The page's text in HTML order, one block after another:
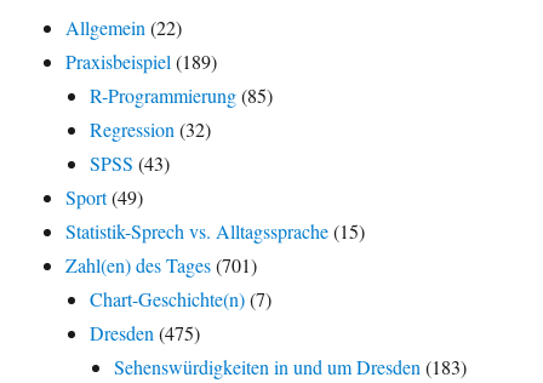
Allgemein (22)
Praxisbeispiel (189)
R-Programmierung(85)
Regression (32)
SPSS (43)
Sport(49)
Statistik-Sprech vs. Alltagssprache(15)
Zahl(en) des Tages(701)
Chart-Geschichte(n)(7)
Dresden (475)
Sehenswürdigkeiten in und um Dresden (183)